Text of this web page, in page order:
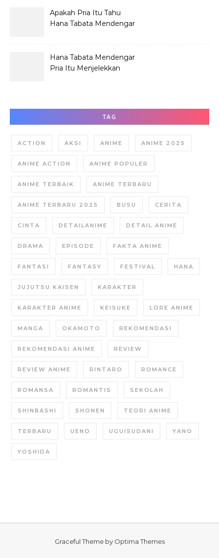
Apakah Pria Itu Tahu
Hana Tabata Mendengar
Hana Tabata Mendengar
Pria Itu Menjelekkan
TAG
ACTION AKSI ANIME ANIME 2025
ANIME ACTION ANIME POPULER
ANIME TERBAIK ANIME TERBARU
ANIME TERBARU 2025 BUSU CERITA
CINTA DETAILANIME DETAIL ANIME
DRAMA EPISODE FAKTA ANIME
FANTASI FANTASY FESTIVAL HANA
JUJUTSU KAISEN KARAKTER
KARAKTER ANIME KEISUKE LORE ANIME
MANGA OKAMOTO REKOMENDASI
REKOMENDASI ANIME REVIEW
REVIEW ANIME RINTARO ROMANCE
ROMANSA ROMANTIS SEKOLAH
SHINBASHI SHONEN TEORI ANIME
TERBARU UENO UGUISUDANI YANO
YOSHIDA
Graceful Theme by Optima Themes